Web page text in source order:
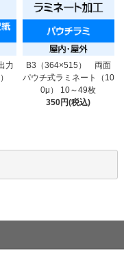
力
B3（364×515） 両面
パウチ式ラミネート（10
0μ） 10～49枚
350円(税込)